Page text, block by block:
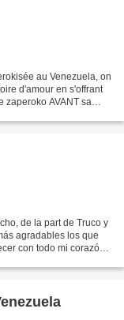
au Venezuela, on
d'amour en s'offrant
zaperoko AVANT sa
de la part de Truco y
agradables los que
con todo mi corazón